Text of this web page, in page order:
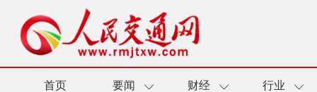
首页 要闻 财经 行业